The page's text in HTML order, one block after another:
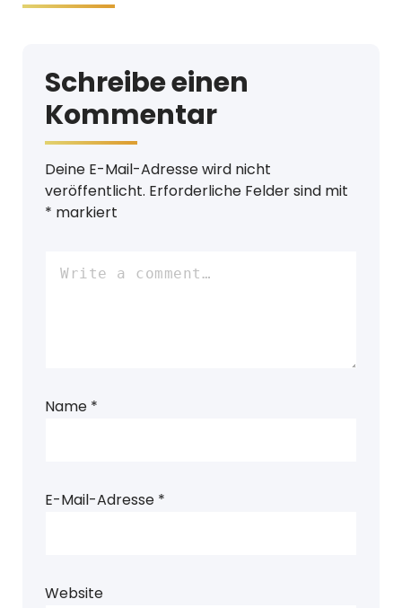
Schreibe einen
Kommentar
Deine E-Mail-Adresse wird nicht
veröffentlicht. Erforderliche Felder sind mit
* markiert
Name *
E-Mail-Adresse *
Website